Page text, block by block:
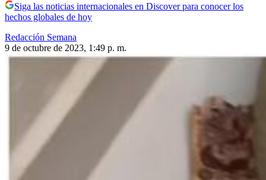
Siga las noticias internacionales en Discover para conocer los
hechos globales de hoy
Redacción Semana
9 de octubre de 2023, 1:49 p. m.